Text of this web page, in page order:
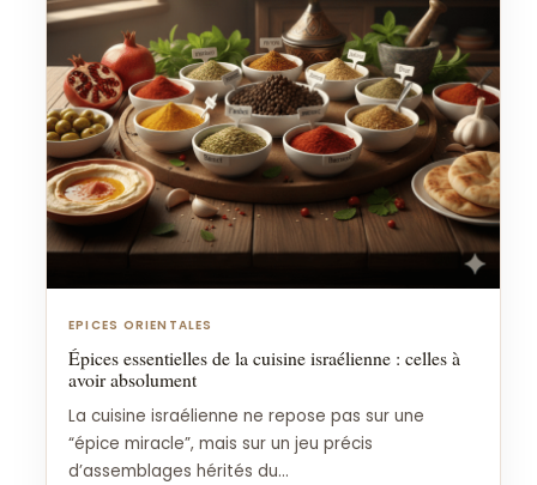
EPICES ORIENTALES
Épices essentielles de la cuisine israélienne : celles à
avoir absolument
La cuisine israélienne ne repose pas sur une
“épice miracle”, mais sur un jeu précis
d’assemblages hérités du...